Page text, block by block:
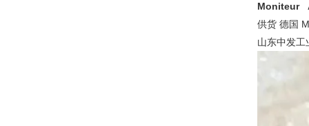
Moniteur
供货 德国
山东中发工